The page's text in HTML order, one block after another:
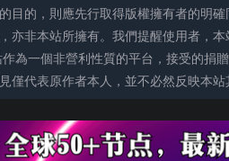
目的，則應先行取得版權擁有者的明
亦非本站所擁有。我們提醒使用者，
為一個非營利性質的平台，接受的捐
僅代表原作者本人，並不必然反映本